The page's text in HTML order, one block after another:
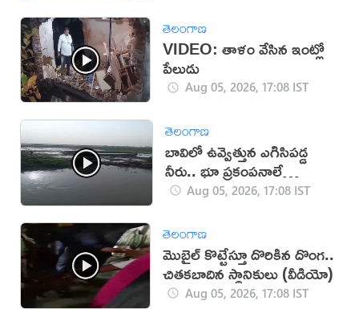
తెలంగాణ
VIDEO: తాళం వేసిన ఇంట్లో
పేలుడు
Aug 05, 2026, 17:08 IST
తెలంగాణ
బావిలో ఉవ్వెత్తున ఎగిసిపడ్డ
నీరు.. భూ ప్రకంపనాలే
కారణమా?
Aug 05, 2026, 17:08 IST
తెలంగాణ
మొబైల్ కొట్టేస్తూ దొరికిన దొంగ..
చితకబాదిన స్థానికులు (వీడియో)
Aug 05, 2026, 17:08 IST